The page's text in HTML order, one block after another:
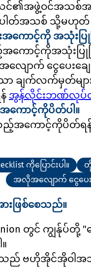
င်၏အဖွဲ့ဝင်အသစ်အကေ
ါတ်အသစ် သို့မဟုတ်
ကောင့်ကို အသုံးပြု
င့်ကိုအသုံးပြုခြင်း
ျောက် ငွေပေးခ
ာ ချက်လက်မှတ်မျာ
အွန်လိုင်းဘဏ်လုပ်င
ကောင့်ကိုပိတ်ပါ။
ကောင့်ကိုပိတ်ရန်
ကိုပြောင်းပါ။
အလိုအလျောက် ငွေပေး
းဖြစ်စေသည်။
Union တွင် ကျွ
ည် ဗဟိုအိုင်အိုဝါအ